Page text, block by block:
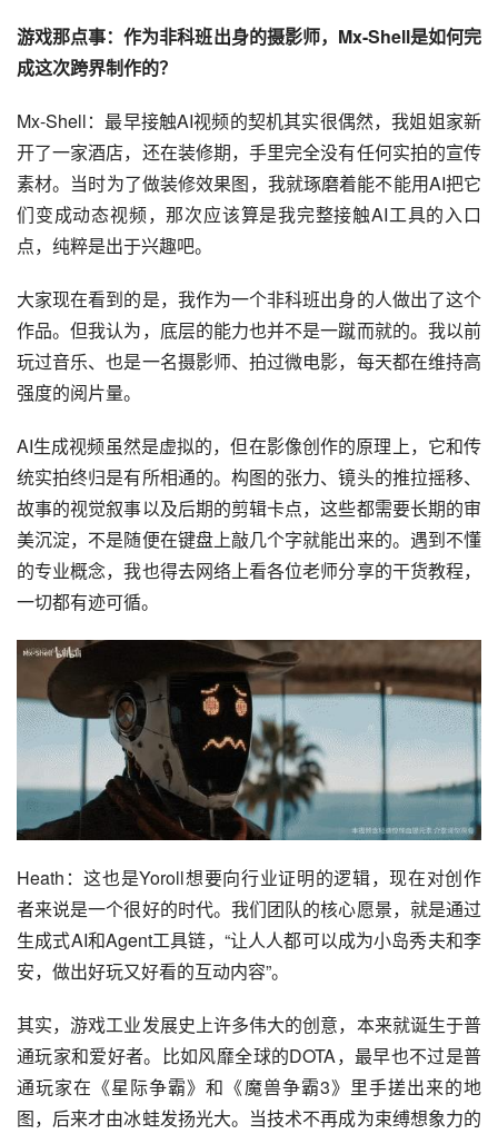
游戏那点事：作为非科班出身的摄影师，Mx-Shell是如何完
成这次跨界制作的？
Mx-Shell：最早接触AI视频的契机其实很偶然，我姐姐家新
开了一家酒店，还在装修期，手里完全没有任何实拍的宣传
素材。当时为了做装修效果图，我就琢磨着能不能用AI把它
们变成动态视频，那次应该算是我完整接触AI工具的入口
点，纯粹是出于兴趣吧。
大家现在看到的是，我作为一个非科班出身的人做出了这个
作品。但我认为，底层的能力也并不是一蹴而就的。我以前
玩过音乐、也是一名摄影师、拍过微电影，每天都在维持高
强度的阅片量。
AI生成视频虽然是虚拟的，但在影像创作的原理上，它和传
统实拍终归是有所相通的。构图的张力、镜头的推拉摇移、
故事的视觉叙事以及后期的剪辑卡点，这些都需要长期的审
美沉淀，不是随便在键盘上敲几个字就能出来的。遇到不懂
的专业概念，我也得去网络上看各位老师分享的干货教程，
一切都有迹可循。
Heath：这也是Yoroll想要向行业证明的逻辑，现在对创作
者来说是一个很好的时代。我们团队的核心愿景，就是通过
生成式AI和Agent工具链，“让人人都可以成为小岛秀夫和李
安，做出好玩又好看的互动内容”。
其实，游戏工业发展史上许多伟大的创意，本来就诞生于普
通玩家和爱好者。比如风靡全球的DOTA，最早也不过是普
通玩家在《星际争霸》和《魔兽争霸3》里手搓出来的地
图，后来才由冰蛙发扬光大。当技术不再成为束缚想象力的